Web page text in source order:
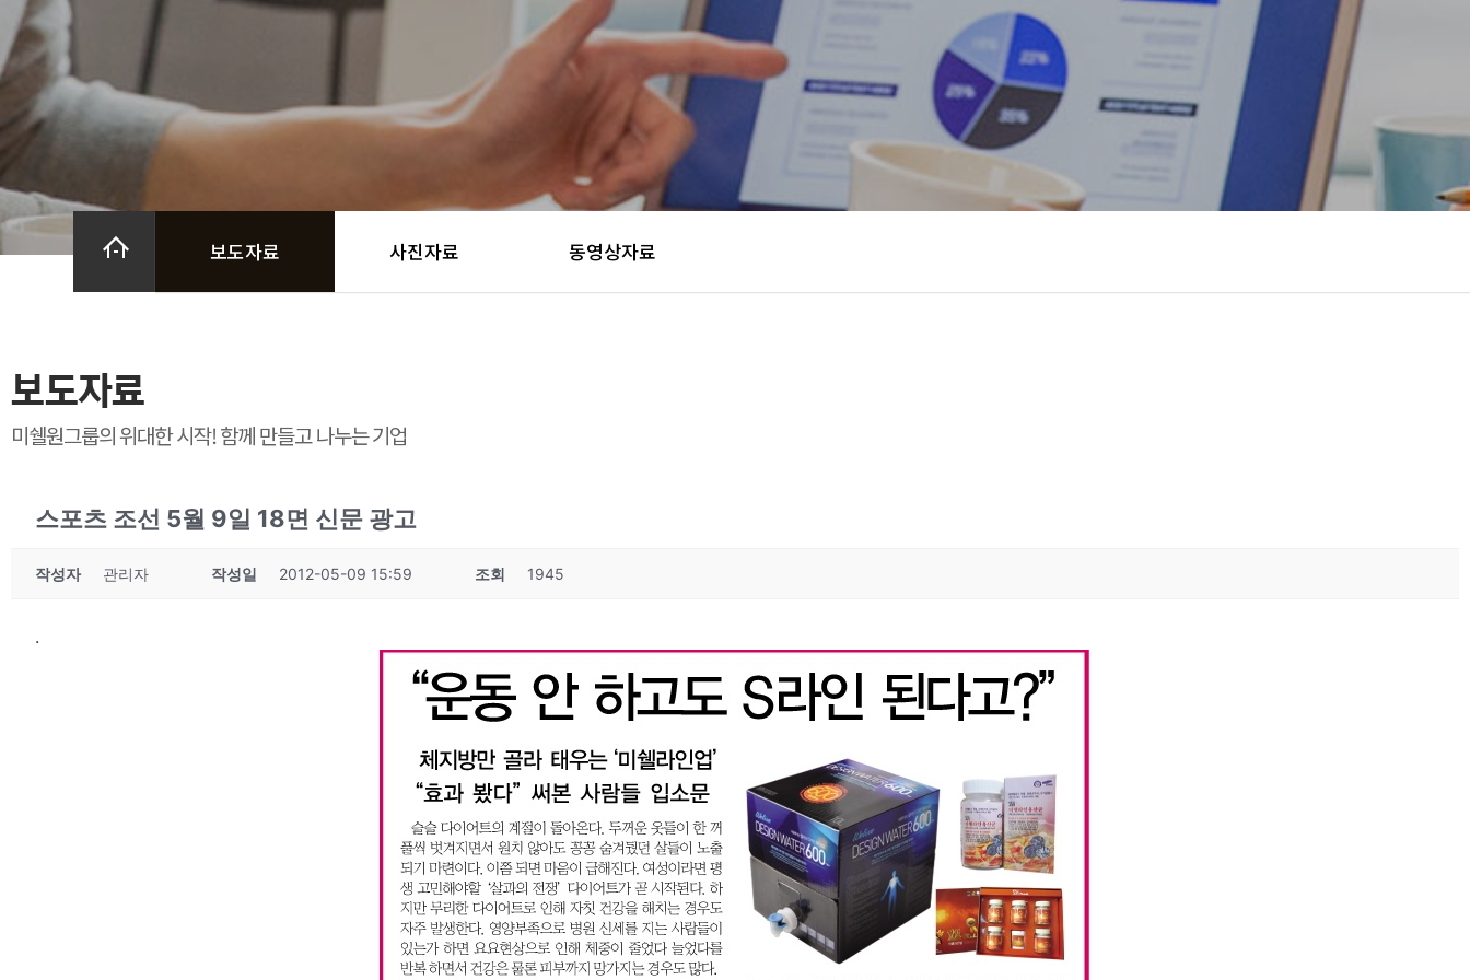
보도자료 사진자료 동영상자료
보도자료
미쉘원그룹의 위대한 시작! 함께 만들고 나누는 기업
스포츠 조선 5월 9일 18면 신문 광고
작성자 관리자 작성일 2012-05-09 15:59 조회 1945
.